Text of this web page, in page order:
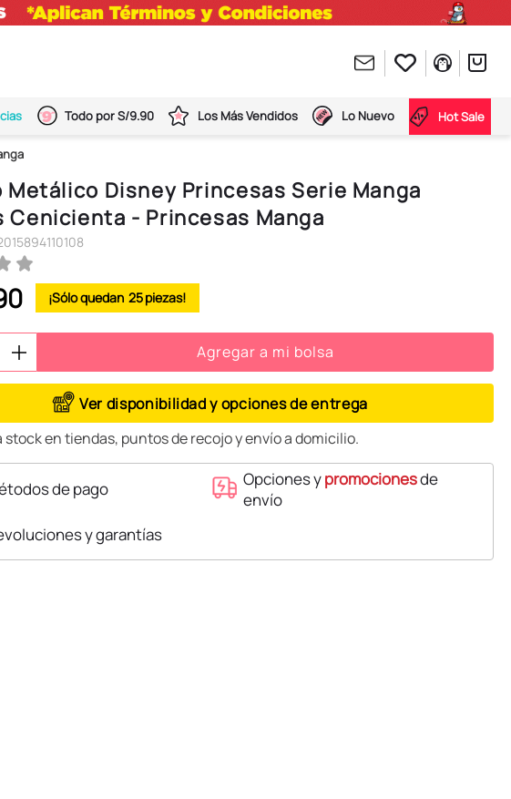
Todo por S/9.90 Los Más Vendidos Lo Nuevo Hot Sale
Metálico Disney Princesas Serie Manga
Cenicienta - Princesas Manga
25
Agregar a mi bolsa
Ver disponibilidad y opciones de entrega
en tiendas, puntos de recojo y envío a domicilio.
de pago Opciones ypromocionesde
envío
y garantías